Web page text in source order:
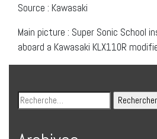
Source : Kawasaki
Main picture : Super Sonic School
aboard a Kawasaki KLX110R